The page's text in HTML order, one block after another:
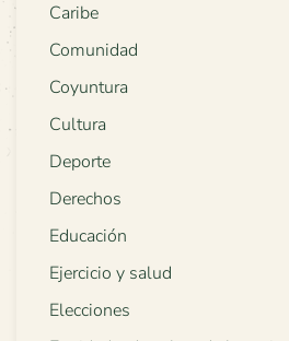
Caribe
Comunidad
Coyuntura
Cultura
Deporte
Derechos
Educación
Ejercicio y salud
Elecciones